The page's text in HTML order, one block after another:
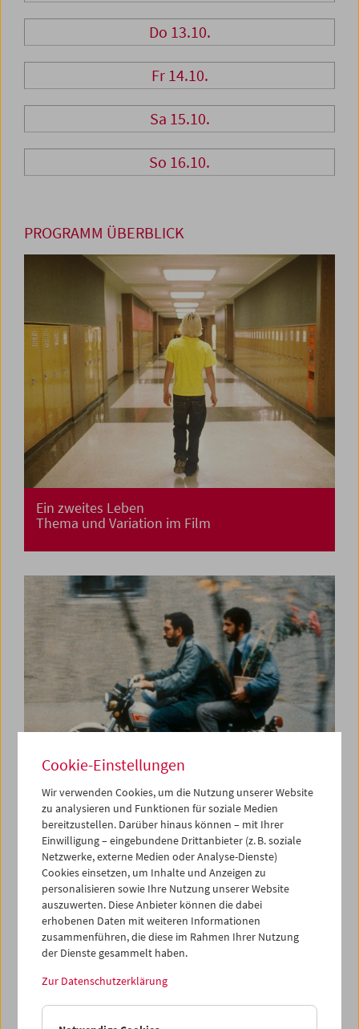
Do 13.10.
Fr 14.10.
Sa 15.10.
So 16.10.
PROGRAMM ÜBERBLICK
Ein zweites Leben
Thema und Variation im Film
In Erinnerung an Abbas Kiarostami
Cookie-Einstellungen
Wir verwenden Cookies, um die Nutzung unserer Website
zu analysieren und Funktionen für soziale Medien
bereitzustellen. Darüber hinaus können – mit Ihrer
Einwilligung – eingebundene Drittanbieter (z. B. soziale
Netzwerke, externe Medien oder Analyse-Dienste)
Cookies einsetzen, um Inhalte und Anzeigen zu
personalisieren sowie Ihre Nutzung unserer Website
auszuwerten. Diese Anbieter können die dabei
erhobenen Daten mit weiteren Informationen
zusammenführen, die diese im Rahmen Ihrer Nutzung
der Dienste gesammelt haben.
Zur Datenschutzerklärung